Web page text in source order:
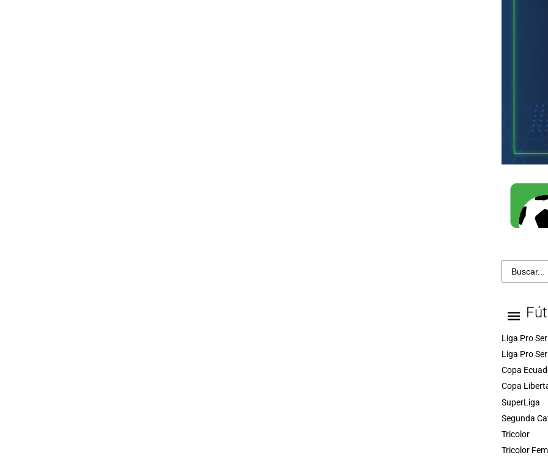
Liga Pro
Liga Pro
Copa
Copa
SuperLiga
Segunda
Tricolor
Tricolor